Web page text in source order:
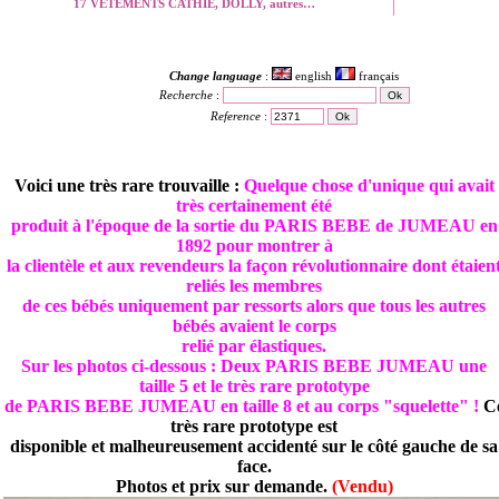
17 VETEMENTS CATHIE, DOLLY, autres…
Change language : english
français
Recherche:
Reference :
Voici une très rare trouvaille : Quelque chose d'unique qui avait
très certainement été
produit à l'époque de la sortie du PARIS BEBE de JUMEAU en
1892 pour montrer à
la clientèle et aux revendeurs la façon révolutionnaire dont
reliés les membres
de ces bébés uniquement par ressorts alors que tous les autres
bébés avaient le corps
relié par élastiques.
Sur les photos ci-dessous : Deux PARIS BEBE JUMEAU une
taille 5 et le très rare prototype
de PARIS BEBE JUMEAU en taille 8 et au corps "squelette" !
très rare prototype est
disponible et malheureusement accidenté sur le côté gauche de sa
face.
Photos et prix sur demande.(Vendu)